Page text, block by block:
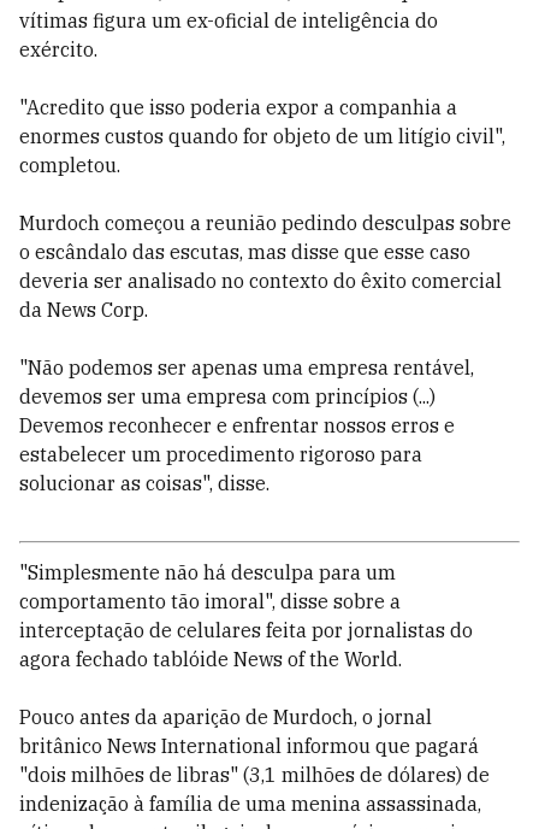
vítimas figura um ex-oficial de inteligência do
exército.
"Acredito que isso poderia expor a companhia a
enormes custos quando for objeto de um litígio civil",
completou.
Murdoch começou a reunião pedindo desculpas sobre
o escândalo das escutas, mas disse que esse caso
deveria ser analisado no contexto do êxito comercial
da News Corp.
"Não podemos ser apenas uma empresa rentável,
devemos ser uma empresa com princípios (...)
Devemos reconhecer e enfrentar nossos erros e
estabelecer um procedimento rigoroso para
solucionar as coisas", disse.
"Simplesmente não há desculpa para um
comportamento tão imoral", disse sobre a
interceptação de celulares feita por jornalistas do
agora fechado tablóide News of the World.
Pouco antes da aparição de Murdoch, o jornal
britânico News International informou que pagará
"dois milhões de libras" (3,1 milhões de dólares) de
indenização à família de uma menina assassinada,